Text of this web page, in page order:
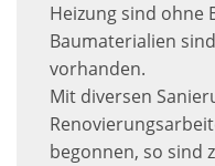
Heizung sind ohne
Baumaterialien
vorhanden.
Mit diversen
begonnen, so sind